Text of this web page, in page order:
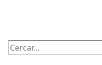
Cercar: